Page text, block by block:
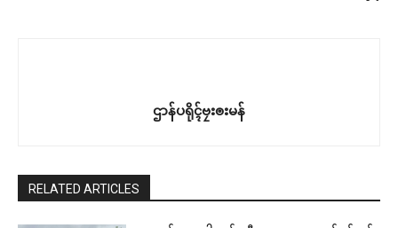
ဌာန်ပရိုၚ်ဗၠးၜးမန်
RELATED ARTICLES